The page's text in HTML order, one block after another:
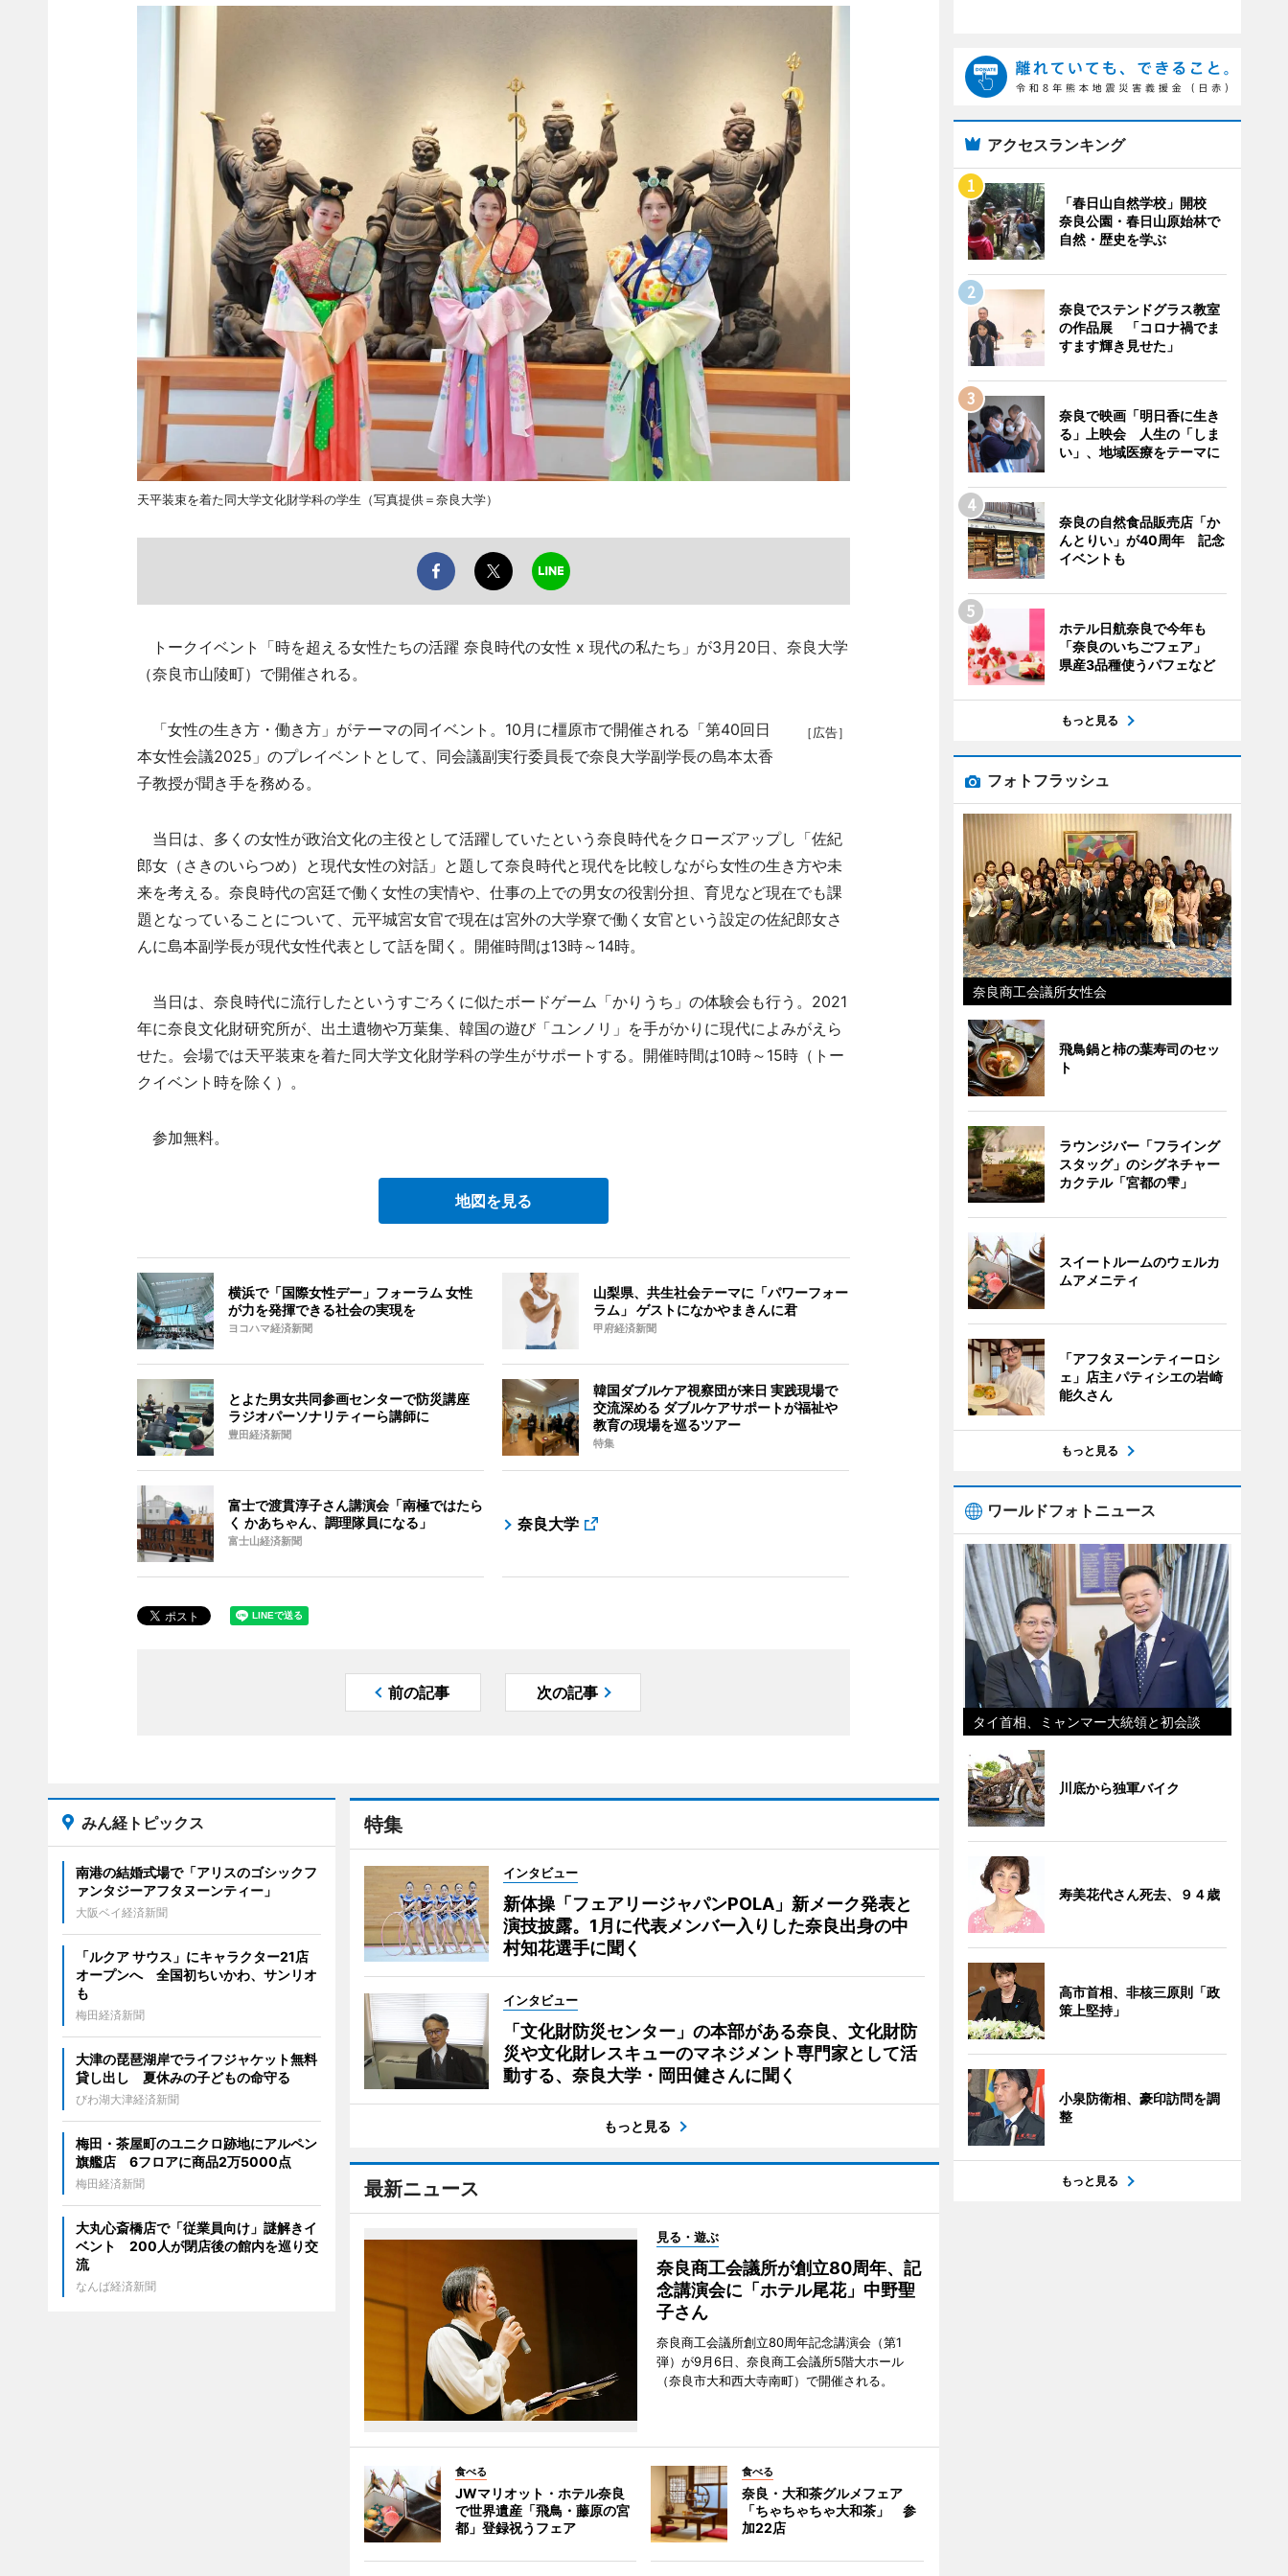
天平装束を着た同大学文化財学科の学生（写真提供＝奈良大学）
トークイベント「時を超える女性たちの活躍 奈良時代の女性 x 現代の私たち」が3月20日、奈良大学
（奈良市山陵町）で開催される。
［広告］
「女性の生き方・働き方」がテーマの同イベント。10月に橿原市で開催される「第40回日
本女性会議2025」のプレイベントとして、同会議副実行委員長で奈良大学副学長の島本太香
子教授が聞き手を務める。
当日は、多くの女性が政治文化の主役として活躍していたという奈良時代をクローズアップし「佐紀
郎女（さきのいらつめ）と現代女性の対話」と題して奈良時代と現代を比較しながら女性の生き方や未
来を考える。奈良時代の宮廷で働く女性の実情や、仕事の上での男女の役割分担、育児など現在でも課
題となっていることについて、元平城宮女官で現在は宮外の大学寮で働く女官という設定の佐紀郎女さ
んに島本副学長が現代女性代表として話を聞く。開催時間は13時～14時。
当日は、奈良時代に流行したというすごろくに似たボードゲーム「かりうち」の体験会も行う。2021
年に奈良文化財研究所が、出土遺物や万葉集、韓国の遊び「ユンノリ」を手がかりに現代によみがえら
せた。会場では天平装束を着た同大学文化財学科の学生がサポートする。開催時間は10時～15時（トー
クイベント時を除く）。
参加無料。
地図を見る
横浜で「国際女性デー」フォーラム 女性
が力を発揮できる社会の実現を
ヨコハマ経済新聞
山梨県、共生社会テーマに「パワーフォー
ラム」 ゲストになかやまきんに君
甲府経済新聞
とよた男女共同参画センターで防災講座
ラジオパーソナリティーら講師に
豊田経済新聞
韓国ダブルケア視察団が来日 実践現場で
交流深める ダブルケアサポートが福祉や
教育の現場を巡るツアー
特集
富士で渡貫淳子さん講演会「南極ではたら
く かあちゃん、調理隊員になる」
富士山経済新聞
奈良大学
前の記事 次の記事
特集
インタビュー
新体操「フェアリージャパンPOLA」新メーク発表と
演技披露。1月に代表メンバー入りした奈良出身の中
村知花選手に聞く
インタビュー
「文化財防災センター」の本部がある奈良、文化財防
災や文化財レスキューのマネジメント専門家として活
動する、奈良大学・岡田健さんに聞く
もっと見る
最新ニュース
見る・遊ぶ
奈良商工会議所が創立80周年、記
念講演会に「ホテル尾花」中野聖
子さん
奈良商工会議所創立80周年記念講演会（第1
弾）が9月6日、奈良商工会議所5階大ホール
（奈良市大和西大寺南町）で開催される。
食べる
JWマリオット・ホテル奈良
で世界遺産「飛鳥・藤原の宮
都」登録祝うフェア
食べる
奈良・大和茶グルメフェア
「ちゃちゃちゃ大和茶」 参
加22店
みん経トピックス
南港の結婚式場で「アリスのゴシックフ
ァンタジーアフタヌーンティー」
大阪ベイ経済新聞
「ルクア サウス」にキャラクター21店
オープンへ 全国初ちいかわ、サンリオ
も
梅田経済新聞
大津の琵琶湖岸でライフジャケット無料
貸し出し 夏休みの子どもの命守る
びわ湖大津経済新聞
梅田・茶屋町のユニクロ跡地にアルペン
旗艦店 6フロアに商品2万5000点
梅田経済新聞
大丸心斎橋店で「従業員向け」謎解きイ
ベント 200人が閉店後の館内を巡り交
流
なんば経済新聞
アクセスランキング
「春日山自然学校」開校
奈良公園・春日山原始林で
自然・歴史を学ぶ
奈良でステンドグラス教室
の作品展 「コロナ禍でま
すます輝き見せた」
奈良で映画「明日香に生き
る」上映会 人生の「しま
い」、地域医療をテーマに
奈良の自然食品販売店「か
んとりい」が40周年 記念
イベントも
ホテル日航奈良で今年も
「奈良のいちごフェア」
県産3品種使うパフェなど
もっと見る
フォトフラッシュ
奈良商工会議所女性会
飛鳥鍋と柿の葉寿司のセッ
ト
ラウンジバー「フライング
スタッグ」のシグネチャー
カクテル「宮都の雫」
スイートルームのウェルカ
ムアメニティ
「アフタヌーンティーロシ
ェ」店主 パティシエの岩崎
能久さん
もっと見る
ワールドフォトニュース
タイ首相、ミャンマー大統領と初会談
川底から独軍バイク
寿美花代さん死去、９４歳
高市首相、非核三原則「政
策上堅持」
小泉防衛相、豪印訪問を調
整
もっと見る